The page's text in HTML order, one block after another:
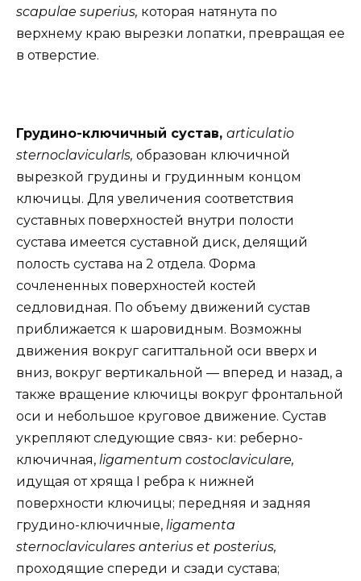
scapulae superius, которая натянута по
верхнему краю вырезки лопатки, превращая ее
в отверстие.
Грудино-ключичный сустав, articulatio
sternoclavicularls, образован ключичной
вырезкой грудины и грудинным концом
ключицы. Для увеличения соответствия
суставных поверхностей внутри полости
сустава имеется суставной диск, делящий
полость сустава на 2 отдела. Форма
сочлененных поверхностей костей
седловидная. По объему движений сустав
приближается к шаровидным. Возможны
движения вокруг сагиттальной оси вверх и
вниз, вокруг вертикальной — вперед и назад, а
также вращение ключицы вокруг фронтальной
оси и небольшое круговое движение. Сустав
укрепляют следующие связ- ки: реберно-
ключичная, ligamentum costoclaviculare,
идущая от хряща I ребра к нижней
поверхности ключицы; передняя и задняя
грудино-ключичные, ligamenta
sternoclaviculares anterius et posterius,
проходящие спереди и сзади сустава;